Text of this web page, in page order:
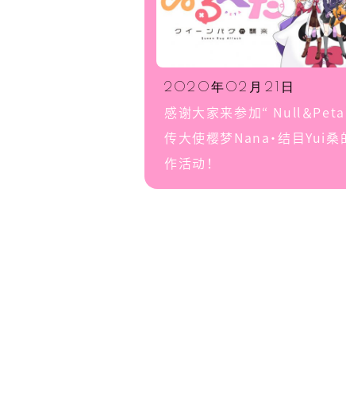
英语
中
2020年02月21日
感谢大家来参加“ Null＆
传大使樱梦Nana・结目Yui桑
作活动！